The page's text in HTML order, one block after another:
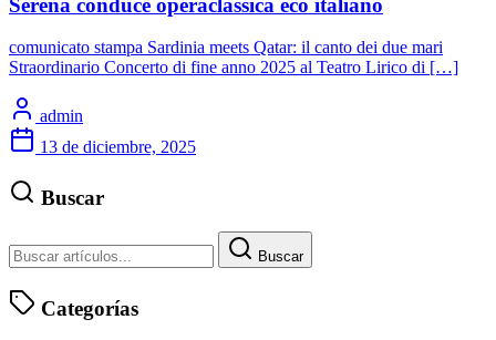
comunicato stampa Sardinia meets Qatar: il canto dei due mari
Straordinario Concerto di fine anno 2025 al Teatro Lirico di […]
admin
13 de diciembre, 2025
Buscar
Buscar
Categorías